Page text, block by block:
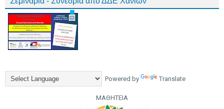
Powered by Translate
ΜΑΘΗΤΕΙΑ